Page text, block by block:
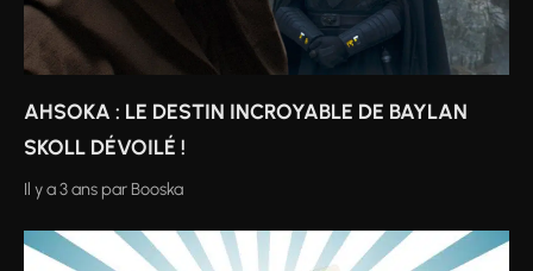
AHSOKA : LE DESTIN INCROYABLE DE BAYLAN
SKOLL DÉVOILÉ !
Il y a 3 ans par Booska